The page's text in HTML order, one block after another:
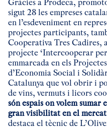
Gràcies a Prodeca,
sigut 28 les empreses
en l’esdeveniment en
projectes participants,
Cooperativa Tres Cadires,
projecte ‘Intercooperar
emmarcada en els
d’Economia Social i
Catalunya que vol obrir i
de vins, vermuts i licors
són espais on volem sumar
gran visibilitat en el
destaca el tècnic de